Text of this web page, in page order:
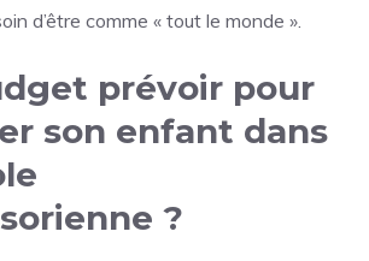
d’être comme « tout le monde ».
prévoir pour
son enfant dans
?